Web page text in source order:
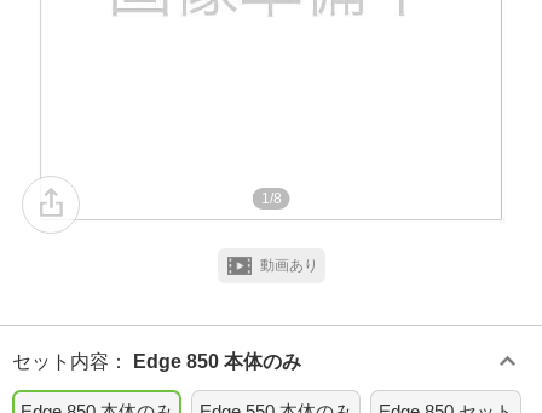
1/8
動画あり
セット内容 ： Edge 850 本体のみ